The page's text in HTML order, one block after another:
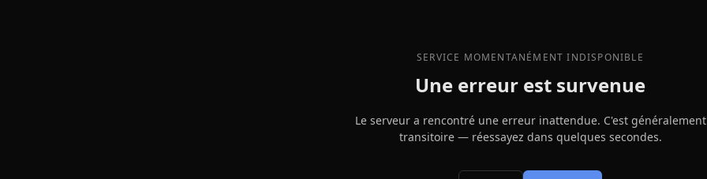
SERVICE MOMENTANÉMENT INDISPONIBLE
Une erreur est survenue
Le serveur a rencontré une erreur inattendue. C'est généralement
transitoire — réessayez dans quelques secondes.